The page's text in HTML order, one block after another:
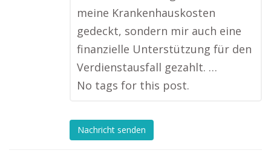
meine Krankenhauskosten
gedeckt, sondern mir auch eine
finanzielle Unterstützung für den
Verdienstausfall gezahlt. …
No tags for this post.
Nachricht senden